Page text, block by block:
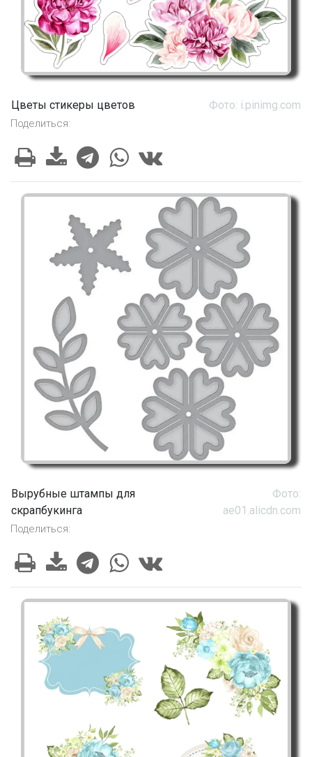
Цветы стикеры цветов Фото: i.pinimg.com
Поделиться:
Вырубные штампы для
скрапбукинга
Фото:
ae01.alicdn.com
Поделиться: